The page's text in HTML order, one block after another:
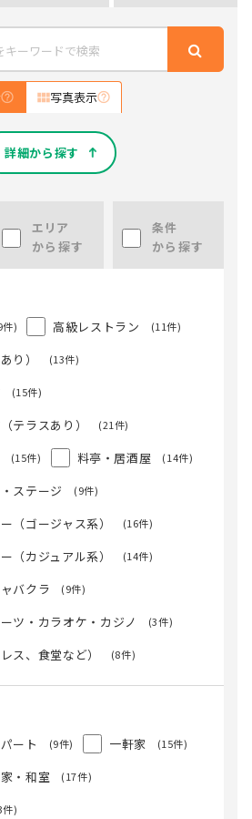
写真表示
詳細から探す
エリア
から探す
条件
から探す
件) 高級レストラン (11件)
り） (13件)
(15件)
テラスあり） (21件)
(15件) 料亭・居酒屋 (14件)
ステージ (9件)
（ゴージャス系） (16件)
（カジュアル系） (14件)
バクラ (9件)
ツ・カラオケ・カジノ (3件)
ス、食堂など） (8件)
ート
(9件) 一軒家 (15件)
・和室 (17件)
件)